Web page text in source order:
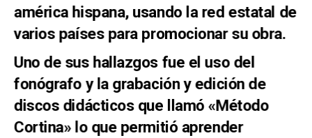
américa hispana, usando la red estatal de
varios países para promocionar su obra.
Uno de sus hallazgos fue el uso del
fonógrafo y la grabación y edición de
discos didácticos que llamó «Método
Cortina» lo que permitió aprender